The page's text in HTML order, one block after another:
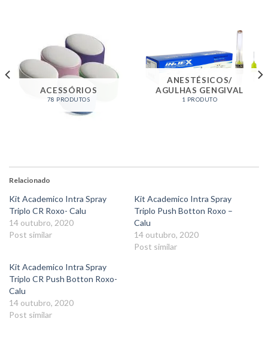
ACESSÓRIOS
78 PRODUTOS
ANESTÉSICOS/
AGULHAS GENGIVAL
1 PRODUTO
Relacionado
Kit Academico Intra Spray
Triplo CR Roxo- Calu
14 outubro, 2020
Post similar
Kit Academico Intra Spray
Triplo Push Botton Roxo –
Calu
14 outubro, 2020
Post similar
Kit Academico Intra Spray
Triplo CR Push Botton Roxo-
Calu
14 outubro, 2020
Post similar